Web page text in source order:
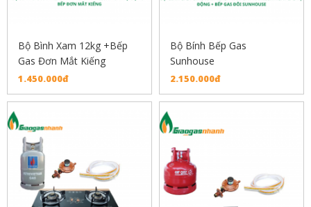
Bộ Bình Xam 12kg +Bếp
Gas Đơn Mắt Kiếng
1.450.000đ
Bộ Bính Bếp Gas
Sunhouse
2.150.000đ